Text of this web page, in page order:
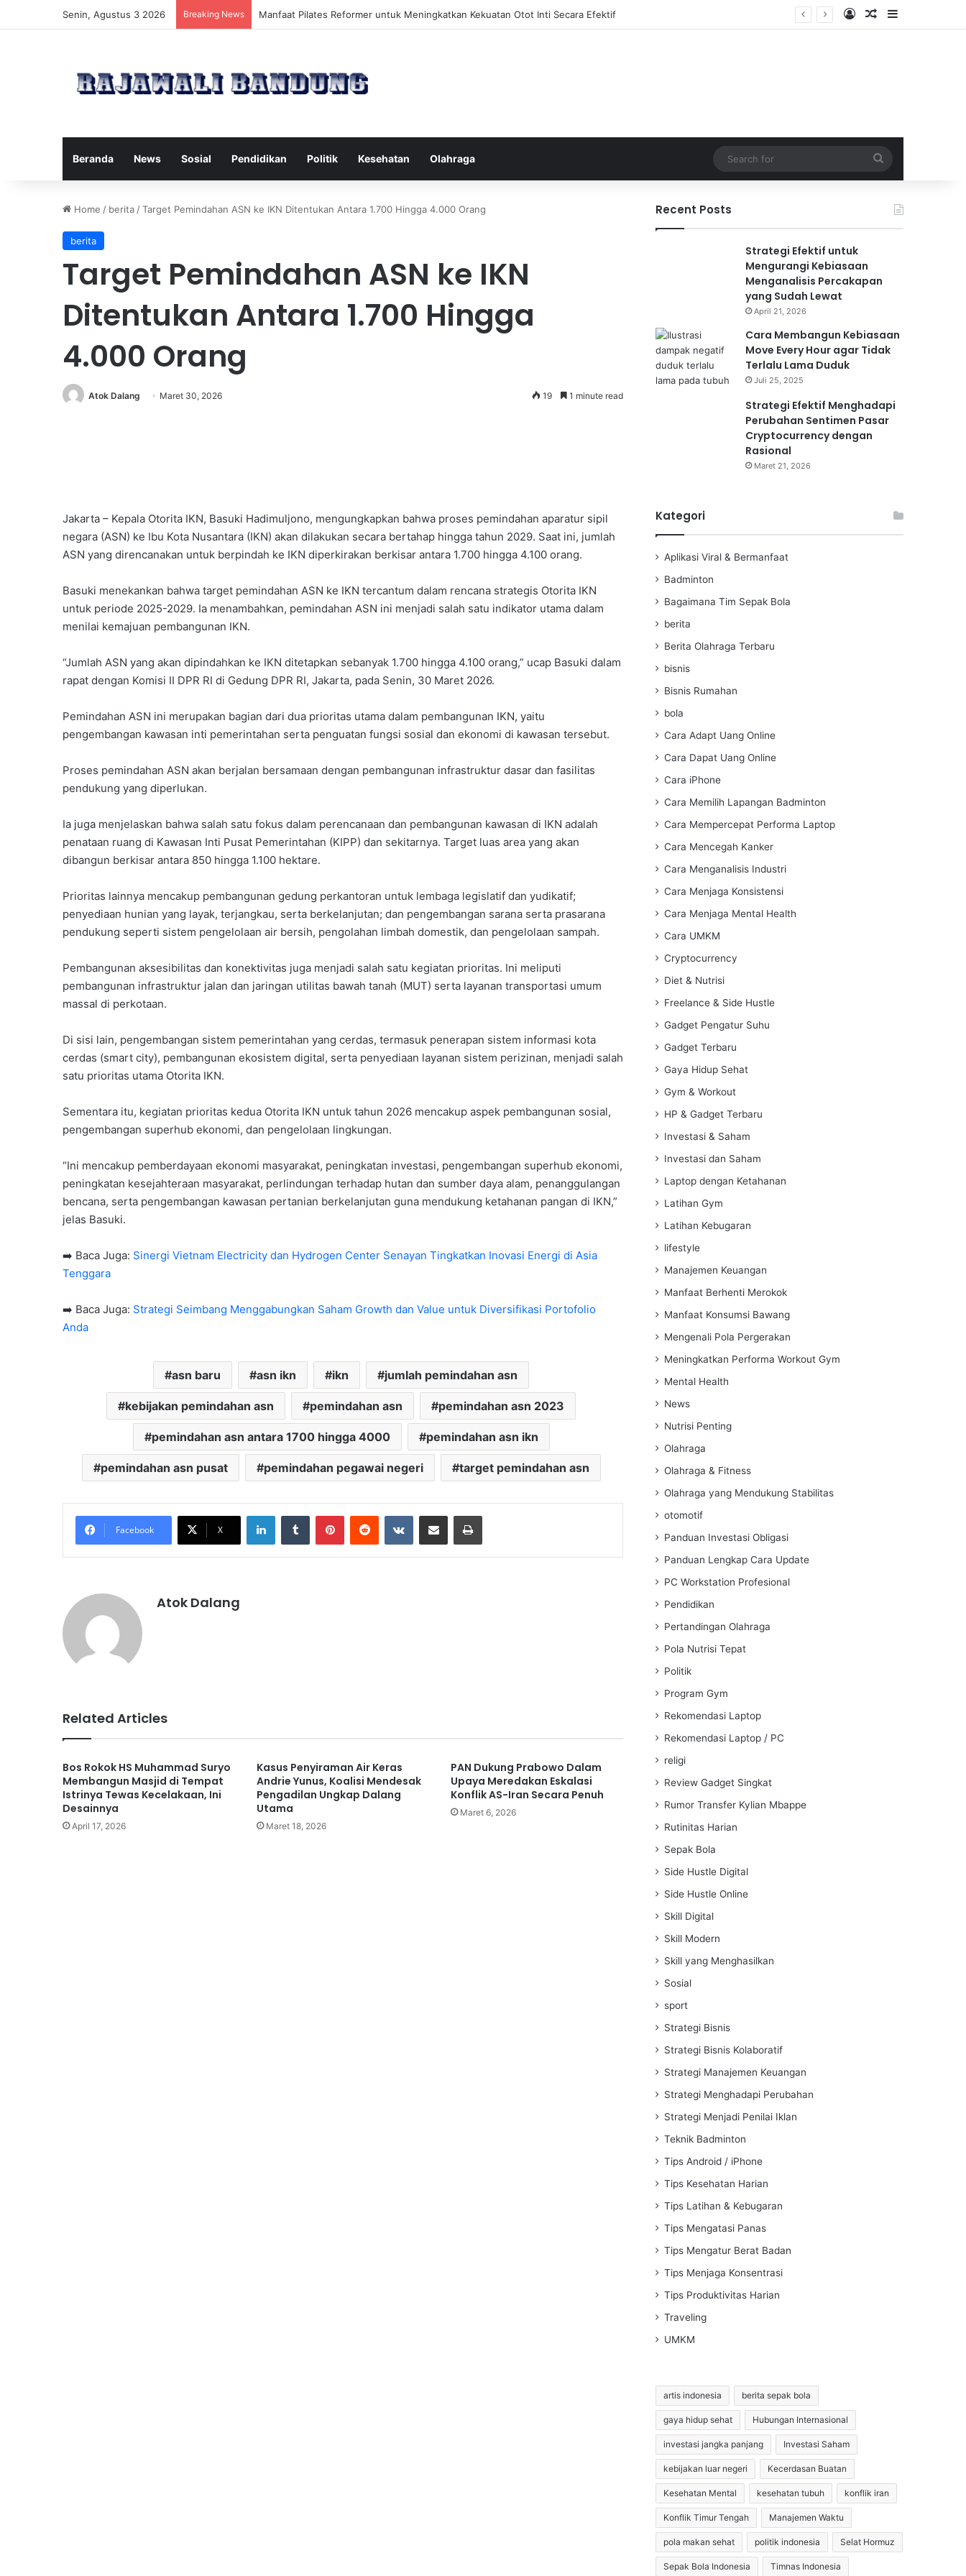
Senin, Agustus 3 2026 Breaking News Dampak Tinggal di Rumah Tak Layak Terhadap Kesehatan dan Kualitas Hidup Sehari-hari Log InRandom Article
Sidebar
Beranda News Sosial Pendidikan Politik Kesehatan Olahraga
for
Home / berita /Target Pemindahan ASN ke IKN Ditentukan Antara 1.700 Hingga 4.000 Orang
berita
Target Pemindahan ASN ke IKN
Ditentukan Antara 1.700 Hingga
4.000 Orang
Atok Dalang Maret 30, 2026 19 1 minute read
Jakarta – Kepala Otorita IKN, Basuki Hadimuljono, mengungkapkan bahwa proses pemindahan aparatur sipil
negara (ASN) ke Ibu Kota Nusantara (IKN) akan dilakukan secara bertahap hingga tahun 2029. Saat ini, jumlah
ASN yang direncanakan untuk berpindah ke IKN diperkirakan berkisar antara 1.700 hingga 4.100 orang.
Basuki menekankan bahwa target pemindahan ASN ke IKN tercantum dalam rencana strategis Otorita IKN
untuk periode 2025-2029. Ia menambahkan, pemindahan ASN ini menjadi salah satu indikator utama dalam
menilai kemajuan pembangunan IKN.
“Jumlah ASN yang akan dipindahkan ke IKN ditetapkan sebanyak 1.700 hingga 4.100 orang,” ucap Basuki dalam
rapat dengan Komisi II DPR RI di Gedung DPR RI, Jakarta, pada Senin, 30 Maret 2026.
Pemindahan ASN ini merupakan bagian dari dua prioritas utama dalam pembangunan IKN, yaitu
pengembangan kawasan inti pemerintahan serta penguatan fungsi sosial dan ekonomi di kawasan tersebut.
Proses pemindahan ASN akan berjalan bersamaan dengan pembangunan infrastruktur dasar dan fasilitas
pendukung yang diperlukan.
Ia juga menjelaskan bahwa salah satu fokus dalam perencanaan dan pembangunan kawasan di IKN adalah
penataan ruang di Kawasan Inti Pusat Pemerintahan (KIPP) dan sekitarnya. Target luas area yang akan
dibangun berkisar antara 850 hingga 1.100 hektare.
Prioritas lainnya mencakup pembangunan gedung perkantoran untuk lembaga legislatif dan yudikatif;
penyediaan hunian yang layak, terjangkau, serta berkelanjutan; dan pengembangan sarana serta prasarana
pendukung seperti sistem pengelolaan air bersih, pengolahan limbah domestik, dan pengelolaan sampah.
Pembangunan aksesibilitas dan konektivitas juga menjadi salah satu kegiatan prioritas. Ini meliputi
pembangunan infrastruktur jalan dan jaringan utilitas bawah tanah (MUT) serta layanan transportasi umum
massal di perkotaan.
Di sisi lain, pengembangan sistem pemerintahan yang cerdas, termasuk penerapan sistem informasi kota
cerdas (smart city), pembangunan ekosistem digital, serta penyediaan layanan sistem perizinan, menjadi salah
satu prioritas utama Otorita IKN.
Sementara itu, kegiatan prioritas kedua Otorita IKN untuk tahun 2026 mencakup aspek pembangunan sosial,
pengembangan superhub ekonomi, dan pengelolaan lingkungan.
“Ini mencakup pemberdayaan ekonomi masyarakat, peningkatan investasi, pengembangan superhub ekonomi,
peningkatan kesejahteraan masyarakat, perlindungan terhadap hutan dan sumber daya alam, penanggulangan
bencana, serta pengembangan kawasan pertanian berkelanjutan guna mendukung ketahanan pangan di IKN,”
jelas Basuki.
➡️ Baca Juga: Sinergi Vietnam Electricity dan Hydrogen Center Senayan Tingkatkan Inovasi Energi di Asia
Tenggara
➡️ Baca Juga: Strategi Seimbang Menggabungkan Saham Growth dan Value untuk Diversifikasi Portofolio
Anda
asn baru asn ikn ikn jumlah pemindahan asn
kebijakan pemindahan asn pemindahan asn pemindahan asn 2023
pemindahan asn antara 1700 hingga 4000 pemindahan asn ikn
pemindahan asn pusat pemindahan pegawai negeri target pemindahan asn
Facebook X
LinkedInTumblr PinterestReddit VKontakteShare via Email Print
Atok Dalang
Related Articles
Bos Rokok HS Muhammad Suryo
Membangun Masjid di Tempat
Istrinya Tewas Kecelakaan, Ini
Desainnya
April 17, 2026
Kasus Penyiraman Air Keras
Andrie Yunus, Koalisi Mendesak
Pengadilan Ungkap Dalang
Utama
Maret 18, 2026
PAN Dukung Prabowo Dalam
Upaya Meredakan Eskalasi
Konflik AS-Iran Secara Penuh
Maret 6, 2026
Recent Posts
Strategi Efektif untuk
Mengurangi Kebiasaan
Menganalisis Percakapan
yang Sudah Lewat
April 21, 2026
Cara Membangun Kebiasaan
Move Every Hour agar Tidak
Terlalu Lama Duduk
Juli 25, 2025
Strategi Efektif Menghadapi
Perubahan Sentimen Pasar
Cryptocurrency dengan
Rasional
Maret 21, 2026
Kategori
Aplikasi Viral & Bermanfaat
Badminton
Bagaimana Tim Sepak Bola
berita
Berita Olahraga Terbaru
bisnis
Bisnis Rumahan
bola
Cara Adapt Uang Online
Cara Dapat Uang Online
Cara iPhone
Cara Memilih Lapangan Badminton
Cara Mempercepat Performa Laptop
Cara Mencegah Kanker
Cara Menganalisis Industri
Cara Menjaga Konsistensi
Cara Menjaga Mental Health
Cara UMKM
Cryptocurrency
Diet & Nutrisi
Freelance & Side Hustle
Gadget Pengatur Suhu
Gadget Terbaru
Gaya Hidup Sehat
Gym & Workout
HP & Gadget Terbaru
Investasi & Saham
Investasi dan Saham
Laptop dengan Ketahanan
Latihan Gym
Latihan Kebugaran
lifestyle
Manajemen Keuangan
Manfaat Berhenti Merokok
Manfaat Konsumsi Bawang
Mengenali Pola Pergerakan
Meningkatkan Performa Workout Gym
Mental Health
News
Nutrisi Penting
Olahraga
Olahraga & Fitness
Olahraga yang Mendukung Stabilitas
otomotif
Panduan Investasi Obligasi
Panduan Lengkap Cara Update
PC Workstation Profesional
Pendidikan
Pertandingan Olahraga
Pola Nutrisi Tepat
Politik
Program Gym
Rekomendasi Laptop
Rekomendasi Laptop / PC
religi
Review Gadget Singkat
Rumor Transfer Kylian Mbappe
Rutinitas Harian
Sepak Bola
Side Hustle Digital
Side Hustle Online
Skill Digital
Skill Modern
Skill yang Menghasilkan
Sosial
sport
Strategi Bisnis
Strategi Bisnis Kolaboratif
Strategi Manajemen Keuangan
Strategi Menghadapi Perubahan
Strategi Menjadi Penilai Iklan
Teknik Badminton
Tips Android / iPhone
Tips Kesehatan Harian
Tips Latihan & Kebugaran
Tips Mengatasi Panas
Tips Mengatur Berat Badan
Tips Menjaga Konsentrasi
Tips Produktivitas Harian
Traveling
UMKM
artis indonesia berita sepak bola
gaya hidup sehat Hubungan Internasional
investasi jangka panjang Investasi Saham
kebijakan luar negeri Kecerdasan Buatan
Kesehatan Mental kesehatan tubuh konflik iran
Konflik Timur Tengah Manajemen Waktu
pola makan sehat politik indonesia Selat Hormuz
Sepak Bola Indonesia Timnas Indonesia